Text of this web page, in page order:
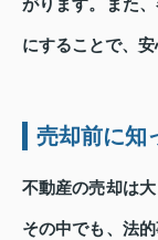
がります。また
にすることで、
売却前に知
不動産の売却は
その中でも、法